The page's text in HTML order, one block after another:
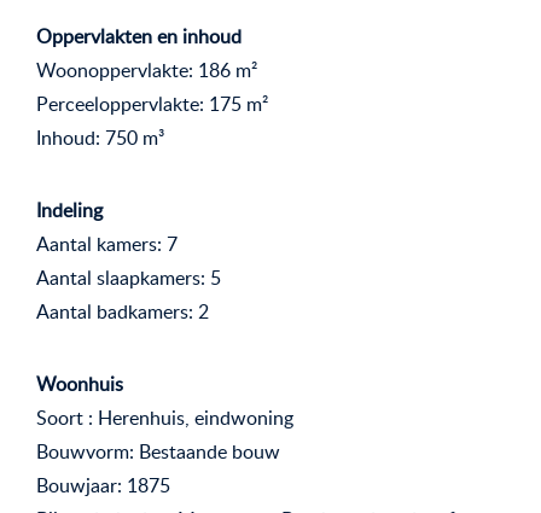
Oppervlakten en inhoud
Woonoppervlakte: 186 m²
Perceeloppervlakte: 175 m²
Inhoud: 750 m³
Indeling
Aantal kamers: 7
Aantal slaapkamers: 5
Aantal badkamers: 2
Woonhuis
Soort : Herenhuis, eindwoning
Bouwvorm: Bestaande bouw
Bouwjaar: 1875